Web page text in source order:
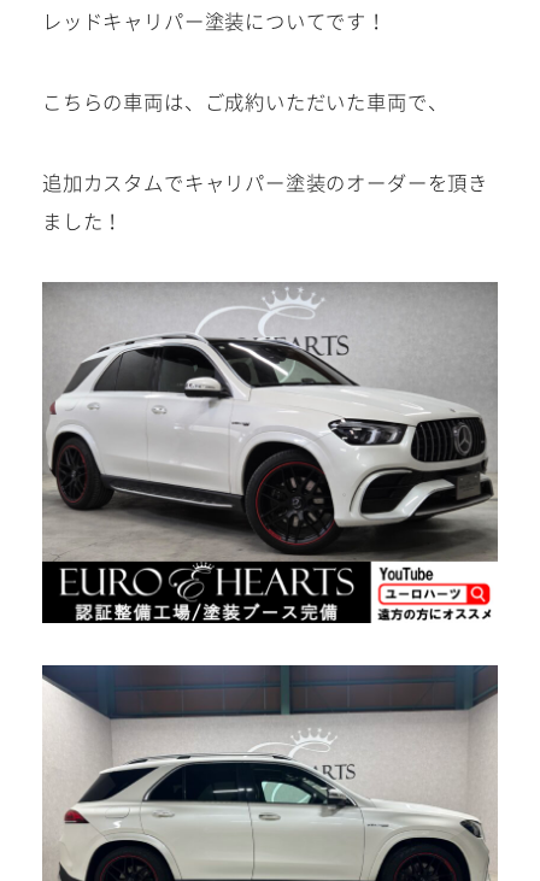
24時間受付中！
お電話
お気軽にお問い合わせください。
tel.0568-86-4855
営業時間 10:00～19:00 年中無休！
レッドキャリパー塗装についてです！
こちらの車両は、ご成約いただいた車両で、
追加カスタムでキャリパー塗装のオーダーを頂き
ました！